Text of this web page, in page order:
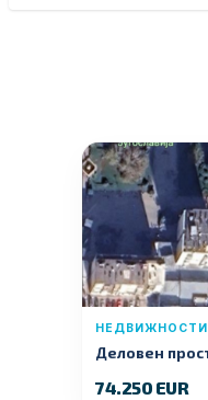
НЕДВИЖНОСТИ
Деловен
74.250 EUR